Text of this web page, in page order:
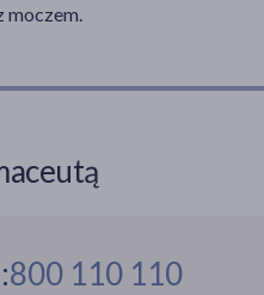
moczem.
800 110 110